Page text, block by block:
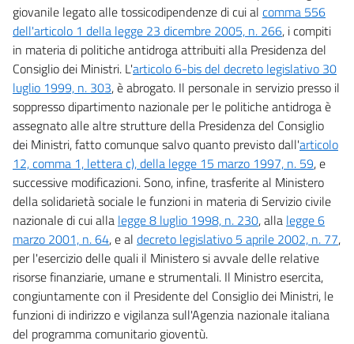
giovanile legato alle tossicodipendenze di cui al comma 556
dell'articolo 1 della legge 23 dicembre 2005, n. 266, i compiti
in materia di politiche antidroga attribuiti alla Presidenza del
Consiglio dei Ministri. L'articolo 6-bis del decreto legislativo 30
luglio 1999, n. 303, è abrogato. Il personale in servizio presso il
soppresso dipartimento nazionale per le politiche antidroga è
assegnato alle altre strutture della Presidenza del Consiglio
dei Ministri, fatto comunque salvo quanto previsto dall'articolo
12, comma 1, lettera c), della legge 15 marzo 1997, n. 59, e
successive modificazioni. Sono, infine, trasferite al Ministero
della solidarietà sociale le funzioni in materia di Servizio civile
nazionale di cui alla legge 8 luglio 1998, n. 230, alla legge 6
marzo 2001, n. 64, e al decreto legislativo 5 aprile 2002, n. 77,
per l'esercizio delle quali il Ministero si avvale delle relative
risorse finanziarie, umane e strumentali. Il Ministro esercita,
congiuntamente con il Presidente del Consiglio dei Ministri, le
funzioni di indirizzo e vigilanza sull'Agenzia nazionale italiana
del programma comunitario gioventù.